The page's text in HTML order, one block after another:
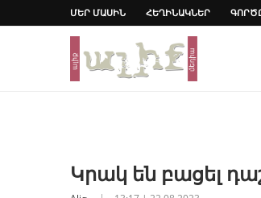
ՄԵՐ ՄԱՍԻՆ ՀԵՂԻՆԱԿՆԵՐ
Կրակ են բացել